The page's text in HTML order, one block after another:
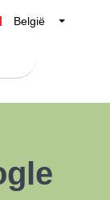
België
Nederland
España